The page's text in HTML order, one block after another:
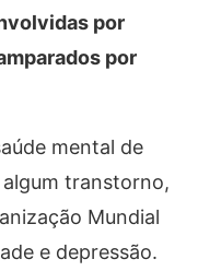
por
por
mental de
transtorno,
Mundial
e depressão.